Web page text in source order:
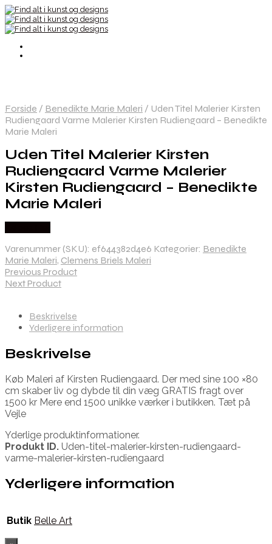
Forside / Benedikte Marie Maleri / Uden Titel Malerier Kirsten
Rudiengaard Varme Malerier Kirsten Rudiengaard – Benedikte
Marie Maleri
Uden Titel Malerier Kirsten
Rudiengaard Varme Malerier
Kirsten Rudiengaard – Benedikte
Marie Maleri
Varenummer (SKU): ef644382d4e6 Kategorier: Benedikte
Marie Maleri, Clemens Briels Maleri
Previous Product
Next Product
Beskrivelse
Yderligere information
Beskrivelse
Køb Maleri af Kirsten Rudiengaard. Der med sine 100 ×80
cm skaber liv og dybde til din væg GRATIS fragt over
1500 kr Mere end 1500 unikke værker i butikken. Tæt på
Vejle
Yderlige produktinformationer.
Produkt ID. Uden-titel-malerier-kirsten-rudiengaard-
varme-malerier-kirsten-rudiengaard
Yderligere information
Butik Belle Art